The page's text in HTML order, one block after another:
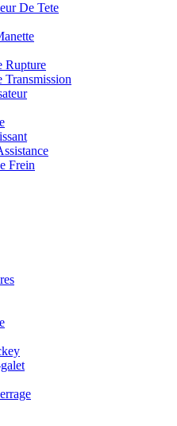
De Tete
Rupture
Transmission
Frein